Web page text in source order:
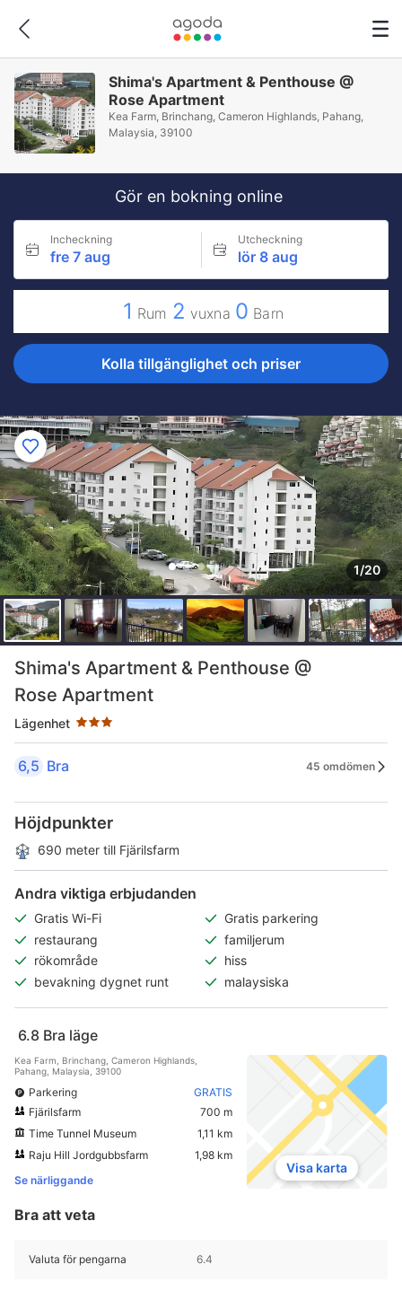
Shima's Apartment & Penthouse @
Rose Apartment
Kea Farm, Brinchang, Cameron Highlands, Pahang,
Malaysia, 39100
Gör en bokning online
Incheckning
fre 7 aug
Utcheckning
lör 8 aug
1 Rum 2 vuxna 0 Barn
Kolla tillgänglighet och priser
1/20
Shima's Apartment & Penthouse @
Rose Apartment
Lägenhet
Stjärnklassificering: 3 stjärnor
6,5 Bra 45 omdömen
Höjdpunkter
690 meter till Fjärilsfarm
Andra viktiga erbjudanden
Gratis Wi-Fi
Gratis parkering
restaurang
familjerum
rökområde
hiss
bevakning dygnet runt
malaysiska
6.8 Bra läge
Kea Farm, Brinchang, Cameron Highlands,
Pahang, Malaysia, 39100
Parkering
GRATIS
Fjärilsfarm
700 m
Time Tunnel Museum
1,11 km
Raju Hill Jordgubbsfarm
1,98 km
Se närliggande
Visa karta
Bra att veta
Valuta för pengarna 6.4